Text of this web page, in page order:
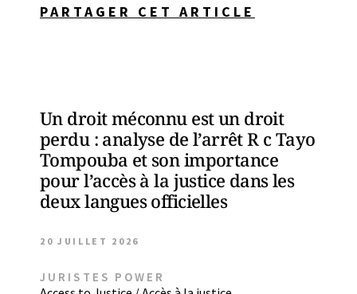
PARTAGER CET ARTICLE
Un droit méconnu est un droit
perdu : analyse de l’arrêt R c Tayo
Tompouba et son importance
pour l’accès à la justice dans les
deux langues officielles
20 JUILLET 2026
JURISTES POWER